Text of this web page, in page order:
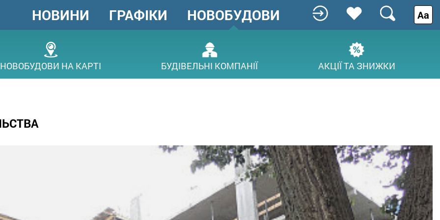
ГОЛОВНЕ
МЕНЮ
НОВИНИ ГРАФІКИ НОВОБУДОВИ
НОВОБУДОВИ НА КАРТІ БУДІВЕЛЬНІ КОМПАНІЇ АКЦІЇ ТА ЗНИЖКИ
Аа